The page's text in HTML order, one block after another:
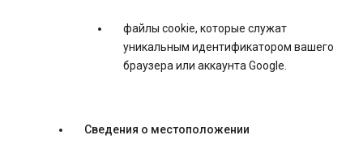
файлы cookie, которые служат
уникальным идентификатором вашего
браузера или аккаунта Google.
Сведения о местоположении